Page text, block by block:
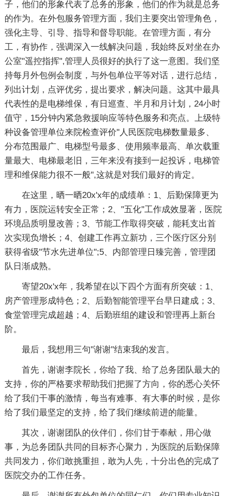
子，他们的形象代表了总务的形象，他们的作为就是总务
的作为。在外包服务管理方面，我们主要突出管理角色，
强化主导、引导、指导和督导职能。在管理方面，有分
工，有协作，强调深入一线解决问题，我始终反对坐在办
公室"遥控指挥",管理人员很好的执行了这一意图。我们坚
持每月外包例会制度，与外包单位平等对话，进行总结，
列出计划，点评优劣，提出要求，解决问题。这其中最具
代表性的是电梯维保，有日巡查、半月和月计划，24小时
值守，15分钟内紧急救援响应等特色服务和亮点。上级特
种设备管理单位来院检查评价"人民医院电梯数量最多、
分布范围最广、电梯型号最多、使用频率最高、单次载重
量最大、电梯最老旧，三年来没有接到一起投诉，电梯管
理和维保能力很不一般",这就是对我们最好的肯定。
在这里，晒一晒20x'x年的成绩单：1、后勤保障更为
有力，医院运转安全正常；2、"五化"工作成效显著，医院
环境品质明显改善；3、节能工作取得突破，能耗支出首
次实现负增长；4、创建工作再立新功，三个医疗区分别
获得省级"节水先进单位";5、内部管理日臻完善，管理团
队日渐成熟。
寄望20x'x年，我希望在以下四个方面有所突破：1、
房产管理形成特色；2、后勤智能管理平台早日建成；3、
食堂管理完成超越；4、后勤班组的建设和管理再上新台
阶。
最后，我想用三句"谢谢"结束我的发言。
首先，谢谢李院长，你给了我、给了总务团队最大的
支持，你的严格要求帮助我们把握了方向，你的悉心关怀
给了我们干事的激情，每当有难事、有大事的时候，是你
给了我们最坚定的支持，给了我们继续前进的能量。
其次，谢谢团队的伙伴们，你们甘于奉献，用心做
事，为总务团队共同的目标齐心聚力，为医院的后勤保障
共同发力，你们敢挑重担，敢为人先，十分出色的完成了
医院交办的工作任务。